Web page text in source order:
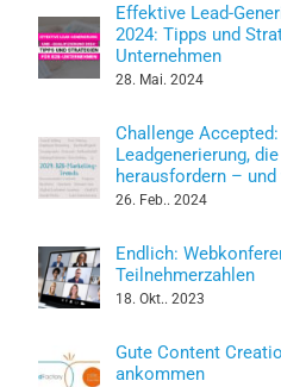
Effektive Lead-
2024: Tipps und
Unternehmen
28. Mai. 2024
Challenge
Leadgenerierung,
herausfordern –
26. Feb.. 2024
Endlich:
Teilnehmerzahlen
18. Okt.. 2023
Gute Content
ankommen